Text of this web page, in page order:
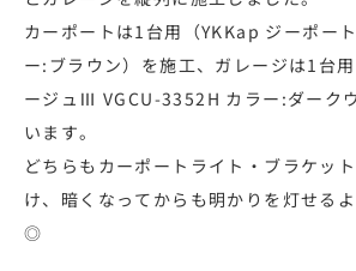
カーポートは1台用（YKKap ジーポー
ー:ブラウン）を施工、ガレージは1台
ージュⅢ VGCU-3352H カラー:ダーク
います。
どちらもカーポートライト・ブラケッ
け、暗くなってからも明かりを灯せる
◎